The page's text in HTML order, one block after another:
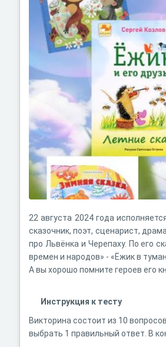
22 августа 2024 года
сказочник, поэт, сценарист,
про Львёнка и Черепаху. По его
времен и народов» - «Ёжик в
А вы хорошо помните героев его
Инструкция к тесту
Викторина состоит из 10
выбрать 1 правильный ответ. В